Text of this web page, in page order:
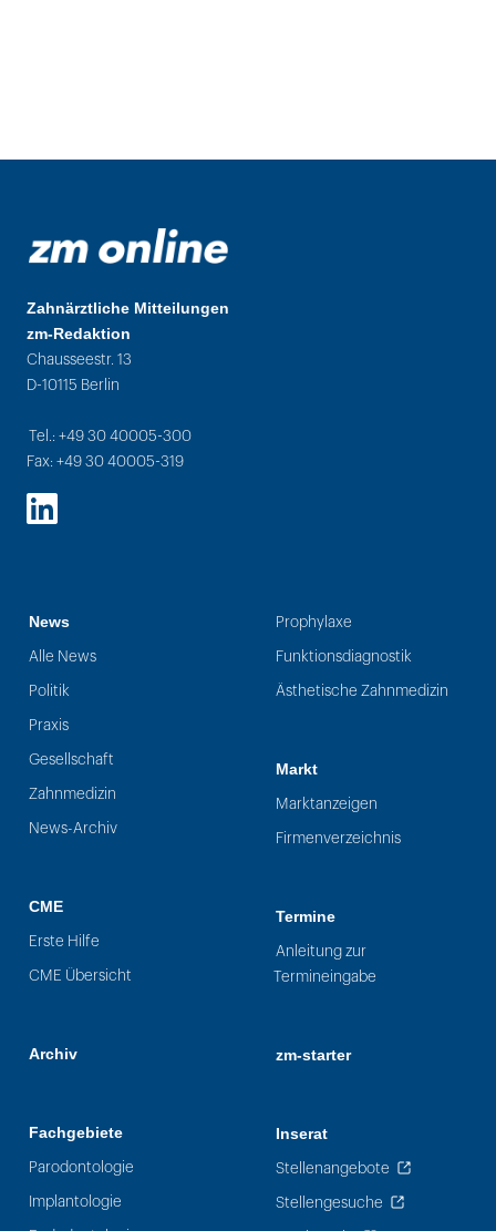
Zahnärztliche Mitteilungen
zm-Redaktion
Chausseestr. 13
D-10115 Berlin
Tel.: +49 30 40005-300
Fax: +49 30 40005-319
LinkedIn
News
Alle News
Politik
Praxis
Gesellschaft
Zahnmedizin
News-Archiv
CME
Erste Hilfe
CME Übersicht
Archiv
Fachgebiete
Parodontologie
Implantologie
Prophylaxe
Funktionsdiagnostik
Ästhetische Zahnmedizin
Markt
Marktanzeigen
Firmenverzeichnis
Termine
Anleitung zur
Termineingabe
zm-starter
Inserat
Stellenangebote
Stellengesuche